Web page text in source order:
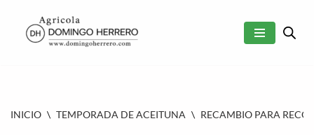
SALTAR
INICIO \ TEMPORADA DE ACEITUNA \ RECAMBIO PARA